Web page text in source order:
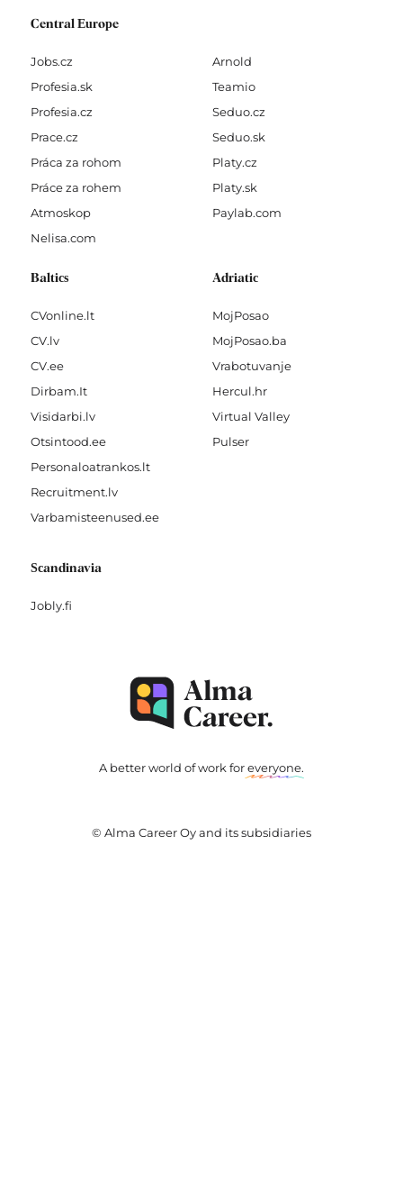
Central Europe
Jobs.cz
Profesia.sk
Profesia.cz
Prace.cz
Práca za rohom
Práce za rohem
Atmoskop
Nelisa.com
Arnold
Teamio
Seduo.cz
Seduo.sk
Platy.cz
Platy.sk
Paylab.com
Baltics
CVonline.lt
CV.lv
CV.ee
Dirbam.It
Visidarbi.lv
Otsintood.ee
Personaloatrankos.lt
Recruitment.lv
Varbamisteenused.ee
Adriatic
MojPosao
MojPosao.ba
Vrabotuvanje
Hercul.hr
Virtual Valley
Pulser
Scandinavia
Jobly.fi
A better world of work foreveryone.
© Alma Career Oy and its subsidiaries